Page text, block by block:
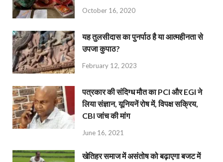
October 16, 2020
यह तुलसीदास का पुनर्पाठ है या आत्महीनता से
उपजा कुपाठ?
February 12, 2023
पत्रकार की संदिग्ध मौत का PCI और EGI ने
लिया संज्ञान, यूनियनें रोष में, विपक्ष सक्रिय,
CBI जांच की मांग
June 16, 2021
खेतिहर समाज में असंतोष को बढ़ाएगा बजट में